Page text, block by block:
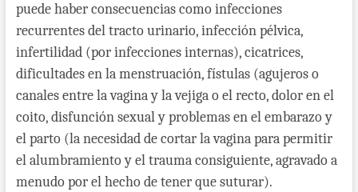
puede haber consecuencias como infecciones
recurrentes del tracto urinario, infección pélvica,
infertilidad (por infecciones internas), cicatrices,
dificultades en la menstruación, fístulas (agujeros o
canales entre la vagina y la vejiga o el recto, dolor en el
coito, disfunción sexual y problemas en el embarazo y
el parto (la necesidad de cortar la vagina para permitir
el alumbramiento y el trauma consiguiente, agravado a
menudo por el hecho de tener que suturar).